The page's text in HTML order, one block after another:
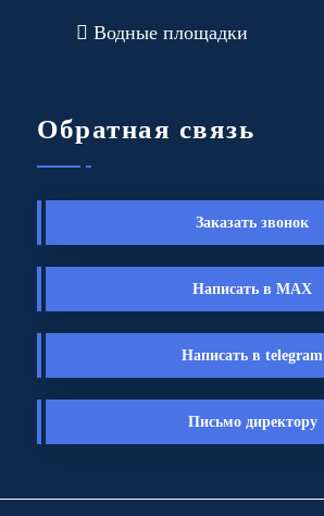
Водные площадки
Обратная связь
Заказать звонок
Написать в MAX
Написать в telegram
Письмо директору